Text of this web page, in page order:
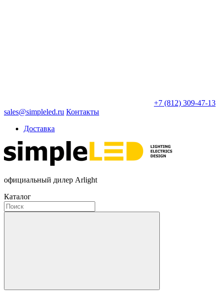
+7 (812) 309-47-13
sales@simpleled.ru Контакты
Доставка
официальный дилер Arlight
Каталог